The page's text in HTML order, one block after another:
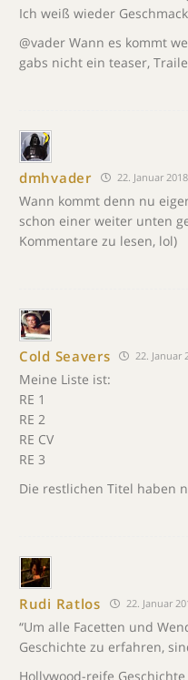
Ich weiß wieder
@vader Wann es kommt
gabs nicht ein teaser,
dmhvader 22. Januar
Wann kommt denn nu
schon einer weiter unten
Kommentare zu lesen, lol)
Cold Seavers 22. Januar
Meine Liste ist:
RE 1
RE 2
RE CV
RE 3
Die restlichen Titel haben
Rudi Ratlos 22. Januar
“Um alle Facetten und
Geschichte zu erfahren,
Hollywood-reife